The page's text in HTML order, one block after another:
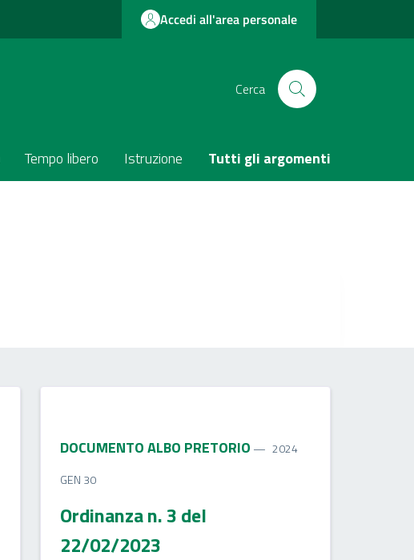
Accedi all'area personale
Cerca
Tempo libero Istruzione Tutti gli argomenti
DOCUMENTO ALBO PRETORIO
2024
GEN 30
Ordinanza n. 3 del
22/02/2023